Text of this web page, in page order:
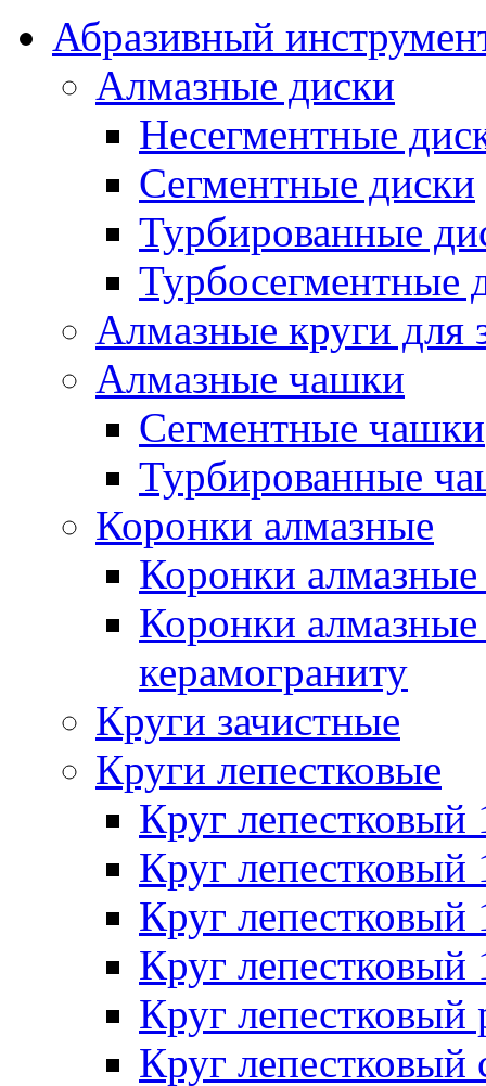
Абразивный
Алмазные диски
Несегментные
Сегментные диски
Турбированные
Турбосегментные
Алмазные круги для
Алмазные чашки
Сегментные чашки
Турбированные
Коронки алмазные
Коронки
Коронки
керамограниту
Круги зачистные
Круги лепестковые
Круг
Круг
Круг
Круг
Круг лепестковый
Круг лепестковый